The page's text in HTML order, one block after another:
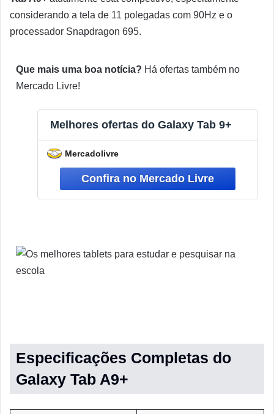
considerando a tela de 11 polegadas com 90Hz e o
processador Snapdragon 695.
Que mais uma boa notícia? Há ofertas também no
Mercado Livre!
Melhores ofertas do Galaxy Tab 9+
Mercadolivre
Especificações Completas do
Galaxy Tab A9+